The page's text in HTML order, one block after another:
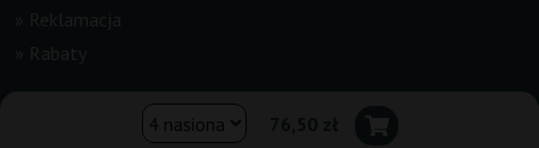
Reklamacja
Rabaty